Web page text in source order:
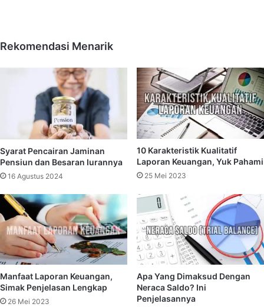
Rekomendasi Menarik
Syarat Pencairan Jaminan
Pensiun dan Besaran Iurannya
16 Agustus 2024
10 Karakteristik Kualitatif
Laporan Keuangan, Yuk Pahami
25 Mei 2023
Manfaat Laporan Keuangan,
Simak Penjelasan Lengkap
26 Mei 2023
Apa Yang Dimaksud Dengan
Neraca Saldo? Ini
Penjelasannya